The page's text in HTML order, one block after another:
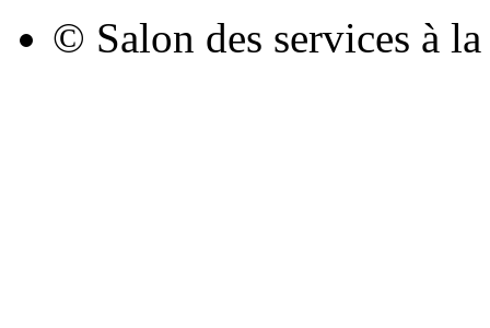
© Salon des services à